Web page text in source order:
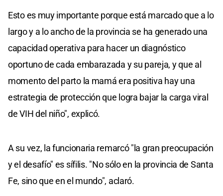
Esto es muy importante porque está marcado que a lo
largo y a lo ancho de la provincia se ha generado una
capacidad operativa para hacer un diagnóstico
oportuno de cada embarazada y su pareja, y que al
momento del parto la mamá era positiva hay una
estrategia de protección que logra bajar la carga viral
de VIH del niño", explicó.
A su vez, la funcionaria remarcó "la gran preocupación
y el desafío" es sífilis. "No sólo en la provincia de Santa
Fe, sino que en el mundo", aclaró.